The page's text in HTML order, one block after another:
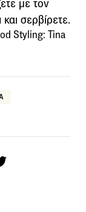
με τον
σερβίρετε.
Styling: Tina